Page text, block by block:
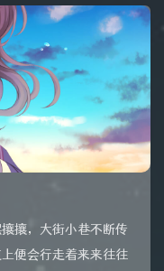
攘，大街小巷不断传
便会行走着来来往往